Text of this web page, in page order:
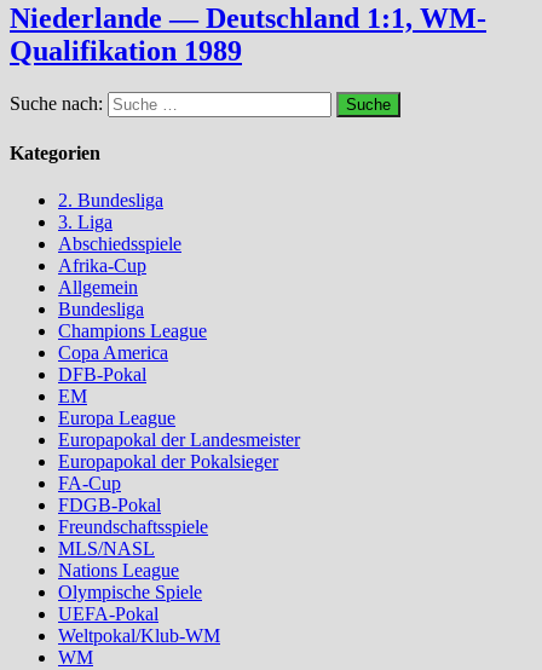
Niederlande — Deutschland 1:1, WM-
Qualifikation 1989
Suche nach:
Kategorien
2. Bundesliga
3. Liga
Abschiedsspiele
Afrika-Cup
Allgemein
Bundesliga
Champions League
Copa America
DFB-Pokal
EM
Europa League
Europapokal der Landesmeister
Europapokal der Pokalsieger
FA-Cup
FDGB-Pokal
Freundschaftsspiele
MLS/NASL
Nations League
Olympische Spiele
UEFA-Pokal
Weltpokal/Klub-WM
WM